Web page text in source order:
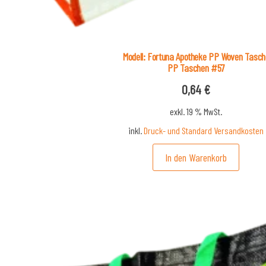
Modell: Fortuna Apotheke PP Woven
PP Taschen #57
0,64€
exkl. 19 % MwSt.
inkl.Druck- und Standard Versandkosten
In den Warenkorb